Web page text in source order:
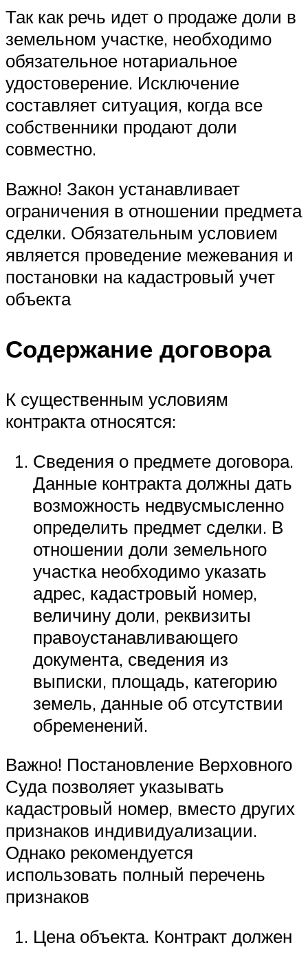
Так как речь идет о продаже доли в
земельном участке, необходимо
обязательное нотариальное
удостоверение. Исключение
составляет ситуация, когда все
собственники продают доли
совместно.
Важно! Закон устанавливает
ограничения в отношении предмета
сделки. Обязательным условием
является проведение межевания и
постановки на кадастровый учет
объекта
Содержание договора
К существенным условиям
контракта относятся:
Сведения о предмете договора.
Данные контракта должны дать
возможность недвусмысленно
определить предмет сделки. В
отношении доли земельного
участка необходимо указать
адрес, кадастровый номер,
величину доли, реквизиты
правоустанавливающего
документа, сведения из
выписки, площадь, категорию
земель, данные об отсутствии
обременений.
Важно! Постановление Верховного
Суда позволяет указывать
кадастровый номер, вместо других
признаков индивидуализации.
Однако рекомендуется
использовать полный перечень
признаков
Цена объекта. Контракт должен